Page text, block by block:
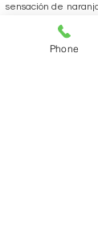
sensación de
dulce, costero y
Phone